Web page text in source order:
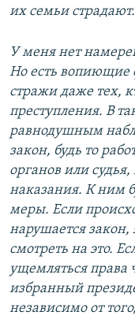
их семьи страдают.
У меня нет
Но есть вопиющие
стражи даже тех,
преступления. В
равнодушным
закон, будь то
органов или судья,
наказания. К ним
меры. Если
нарушается
смотреть на это.
ущемляться права
избранный
независимо от